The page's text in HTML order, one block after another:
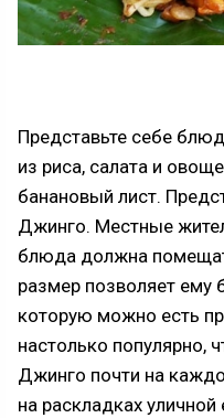
Представьте себе
из риса, салата и
банановый лист.
Джинго. Местные
блюда должна
размер позволяет ему
которую можно есть
настолько популярно,
Джинго почти на
на раскладках